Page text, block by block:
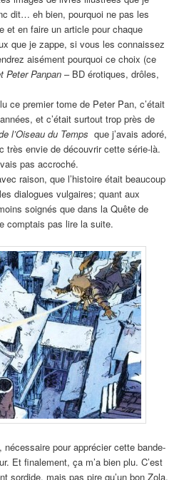
dit… eh bien, pourquoi ne pas les
et en faire un article pour chaque
que je zappe, si vous les connaissez
aisément pourquoi ce choix (ce
Peter Panpan – BD érotiques, drôles,
ce premier tome de Peter Pan, c’était
et c’était surtout trop près de
l’Oiseau du Temps que j’avais adoré,
très envie de découvrir cette série-là.
pas accroché.
raison, que l’histoire était beaucoup
dialogues vulgaires; quant aux
soignés que dans la Quête de
comptais pas lire la suite.
nécessaire pour apprécier cette bande-
Et finalement, ça m’a bien plu. C’est
sordide, mais pas pire qu’un bon Zola.